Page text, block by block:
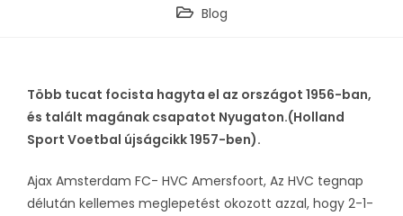
Blog
Több tucat focista hagyta el az országot 1956-ban,
és talált magának csapatot Nyugaton.(Holland
Sport Voetbal újságcikk 1957-ben).
Ajax Amsterdam FC- HVC Amersfoort, Az HVC tegnap
délután kellemes meglepetést okozott azzal, hogy 2-1-